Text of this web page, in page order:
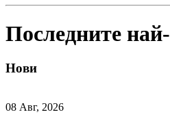
Последните най-
Нови
08 Авг, 2026